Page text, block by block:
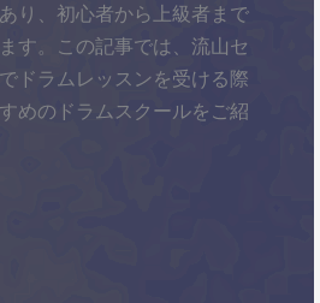
り、初心者から上級者まで
す。この記事では、流山セ
ドラムレッスンを受ける際
めのドラムスクールをご紹